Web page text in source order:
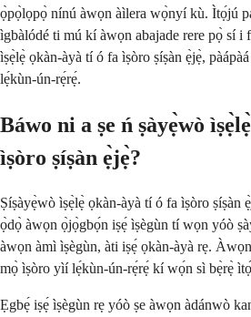
ọ̀pọ̀lọpọ̀ nínú àwọn àìlera wọ̀nyí kù. Ìtọ́jú
ìgbàlódé ti mú kí àwọn abajade rere pọ̀ sí i
ìṣẹ̀lẹ̀ ọkàn-àyà tí ó fa ìṣòro ṣíṣàn ẹ̀jẹ̀,
lẹ́kùn-ún-rẹ́rẹ́.
Báwo ni a ṣe ń ṣàyẹ̀wò
ìṣòro ṣíṣàn ẹ̀jẹ̀?
Ṣíṣàyẹ̀wò ìṣẹ̀lẹ̀ ọkàn-àyà tí ó fa ìṣòro ṣíṣàn
ọ̀dọ̀ àwọn ọ̀jọ̀gbọ́n iṣẹ́ ìṣègùn tí wọn yóò
àwọn àmì ìṣègùn, àti iṣẹ́ ọkàn-àyà rẹ.
mọ̀ ìṣòro yìí lẹ́kùn-ún-rẹ́rẹ́ kí wọ́n sì bẹ̀rẹ̀
Ẹgbẹ́ iṣẹ́ ìṣègùn rẹ yóò ṣe àwọn àdánwò